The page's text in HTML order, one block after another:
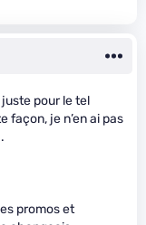
pour le tel
façon, je n’en ai pas
promos et